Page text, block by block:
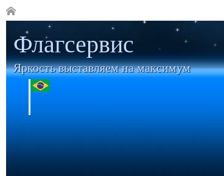
Флагсервис
Яркость выставляем на максимум